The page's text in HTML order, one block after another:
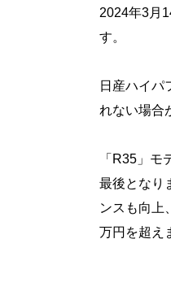
2024年3月
す。
日産ハイパ
れない場合
「R35」
最後となり
ンスも向上
万円を超え